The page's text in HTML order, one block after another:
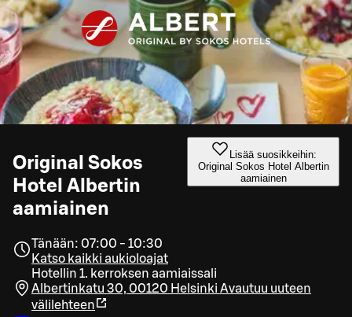
Original Sokos
Hotel Albertin
aamiainen
Lisää suosikkeihin:
Original Sokos Hotel Albertin
aamiainen
Tänään: 07:00 - 10:30
Katso kaikki aukioloajat
Hotellin 1. kerroksen aamiaissali
Albertinkatu 30, 00120 Helsinki Avautuu uuteen
välilehteen